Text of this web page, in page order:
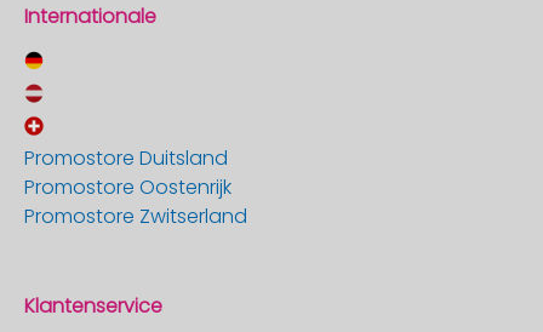
Internationale
Promostore Duitsland
Promostore Oostenrijk
Promostore Zwitserland
Klantenservice